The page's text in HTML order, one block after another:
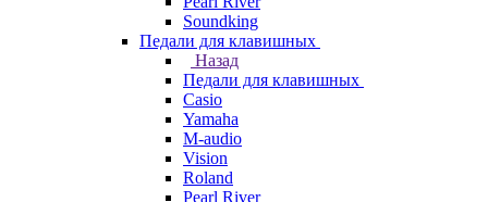
Soundking
Педали для клавишных
Назад
Педали для клавишных
Casio
Yamaha
M-audio
Vision
Roland
Pearl River